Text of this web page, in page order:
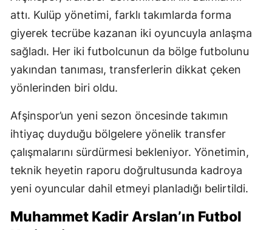
attı. Kulüp yönetimi, farklı takımlarda forma
giyerek tecrübe kazanan iki oyuncuyla anlaşma
sağladı. Her iki futbolcunun da bölge futbolunu
yakından tanıması, transferlerin dikkat çeken
yönlerinden biri oldu.
Afşinspor’un yeni sezon öncesinde takımın
ihtiyaç duyduğu bölgelere yönelik transfer
çalışmalarını sürdürmesi bekleniyor. Yönetimin,
teknik heyetin raporu doğrultusunda kadroya
yeni oyuncular dahil etmeyi planladığı belirtildi.
Muhammet Kadir Arslan’ın Futbol